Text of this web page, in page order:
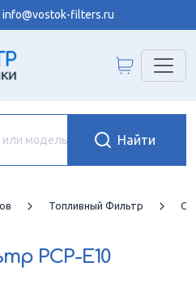
info@vostok-filters.ru
Топливный Фильтр
PCP-E10